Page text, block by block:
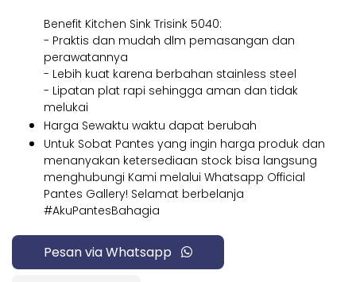
Benefit Kitchen Sink Trisink 5040:
- Praktis dan mudah dlm pemasangan dan
perawatannya
- Lebih kuat karena berbahan stainless steel
- Lipatan plat rapi sehingga aman dan tidak
melukai
Harga Sewaktu waktu dapat berubah
Untuk Sobat Pantes yang ingin harga produk dan
menanyakan ketersediaan stock bisa langsung
menghubungi Kami melalui Whatsapp Official
Pantes Gallery! Selamat berbelanja
#AkuPantesBahagia
Pesan via Whatsapp